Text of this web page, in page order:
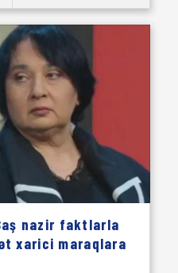
nazir faktlarla
xarici maraqlara